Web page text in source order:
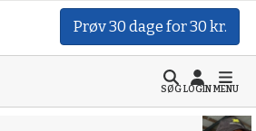
Prøv 30 dage for 30 kr.
SØGLOGINMENU